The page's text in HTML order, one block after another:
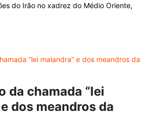
do Irão no xadrez do Médio Oriente,
da chamada “lei
dos meandros da